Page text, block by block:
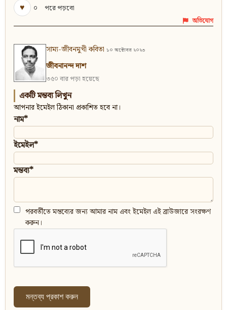
♥
০ পরে পড়বো
অভিযোগ
সাম্য-জীবনমুখী কবিতা ১০ অক্টোবর ২০২৩
জীবনানন্দ দাশ
৩৫০ বার পড়া হয়েছে
একটি মন্তব্য লিখুন
আপনার ইমেইল ঠিকানা প্রকাশিত হবে না।
নাম*
ইমেইল*
মন্তব্য*
পরবর্তীতে মন্তব্যের জন্য আমার নাম এবং ইমেইল এই ব্রাউজারে সংরক্ষণ
করুন।